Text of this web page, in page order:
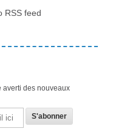
RSS feed
averti des nouveaux